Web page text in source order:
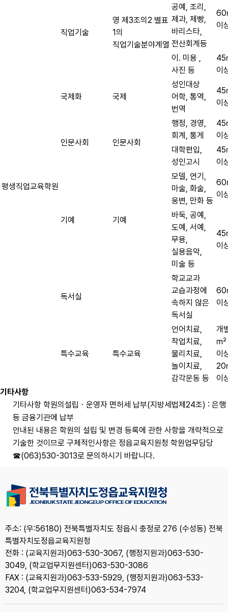
평생직업교육학원
직업기술
영 제3조의2 별표
1의
직업기술분야계열
공예, 조리,
제과, 제빵,
바리스타,
전산회계등
이
이. 미용 ,
사진 등
이
국제화 국제
성인대상
어학, 통역,
번역
이
인문사회 인문사회
행정, 경영,
회계, 통게
이
대학편입,
성인고시
이
기예 기예
모델, 연기,
마술, 화술,
웅변, 만화 등
이
바둑, 공예,
도예, 서예,
무용,
실용음악,
미술 등
이
독서실
학교교과
교습과정에
속하지 않은
독서실
이
특수교육 특수교육
언어치료,
작업치료,
물리치료,
놀이치료,
감각운동 등
개
㎡
이
이
기타사항
기타사항 학원의설립ㆍ운영자 면허세 납부(지방세법제24조) : 은행
등 금융기관에 납부
안내된 내용은 학원의 설립 및 변경 등록에 관한 사항을 개략적으로
기술한 것이므로 구체적인사항은 정읍교육지원청 학원업무담당
☎(063)530-3013로 문의하시기 바랍니다.
주소: (우:56180) 전북특별자치도 정읍시 충정로 276 (수성동) 전북
특별자치도정읍교육지원청
전화 : (교육지원과)063-530-3067, (행정지원과)063-530-
3049, (학교업무지원센터)063-530-3086
FAX : (교육지원과)063-533-5929, (행정지원과)063-533-
3204, (학교업무지원센터)063-534-7974